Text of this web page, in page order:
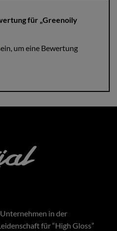
für „Greenoily
um eine Bewertung
Unternehmen in der
für “High Gloss”